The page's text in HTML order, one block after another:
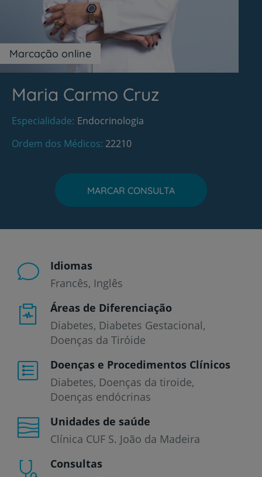
Marcação online
Maria Carmo Cruz
Especialidade Endocrinologia
Ordem dos Médicos 22210
MARCAR CONSULTA
Idiomas
Francês Inglês
Áreas de Diferenciação
Diabetes, Diabetes Gestacional,
Doenças da Tiróide
Doenças e Procedimentos Clínicos
Diabetes Doenças da tiroide
Doenças endócrinas
Unidades de saúde
Clínica CUF S. João da Madeira
Consultas